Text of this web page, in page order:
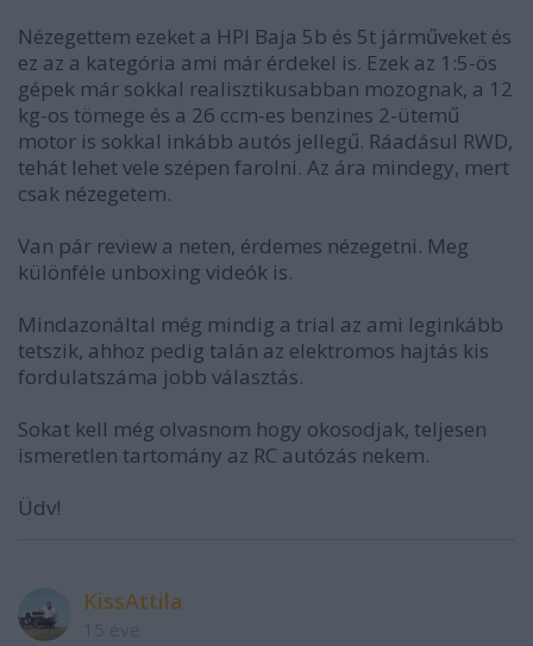
Nézegettem ezeket a HPI Baja 5b és 5t járműveket és
ez az a kategória ami már érdekel is. Ezek az 1:5-ös
gépek már sokkal realisztikusabban mozognak, a 12
kg-os tömege és a 26 ccm-es benzines 2-ütemű
motor is sokkal inkább autós jellegű. Ráadásul RWD,
tehát lehet vele szépen farolni. Az ára mindegy, mert
csak nézegetem.
Van pár review a neten, érdemes nézegetni. Meg
különféle unboxing videók is.
Mindazonáltal még mindig a trial az ami leginkább
tetszik, ahhoz pedig talán az elektromos hajtás kis
fordulatszáma jobb választás.
Sokat kell még olvasnom hogy okosodjak, teljesen
ismeretlen tartomány az RC autózás nekem.
Üdv!
KissAttila